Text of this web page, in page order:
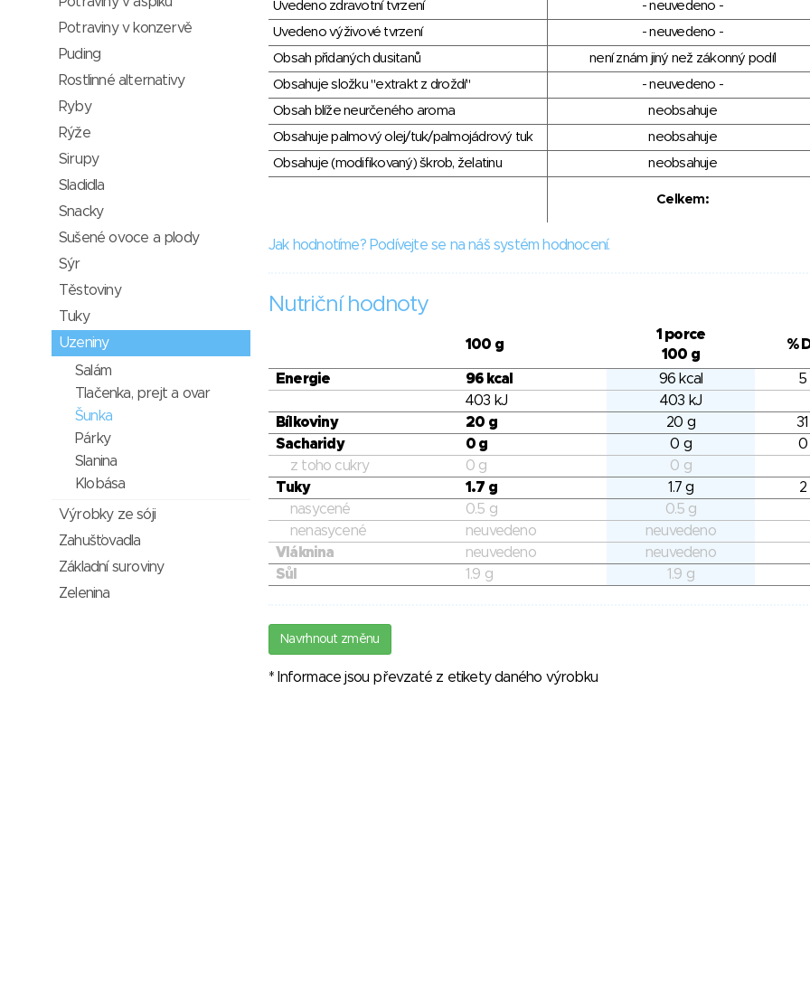
Uvedeno zdravotní tvrzení
- neuvedeno -
Uvedeno výživové tvrzení
- neuvedeno -
Obsah přidaných dusitanů
není znám jiný než zákonný podíl
Obsahuje složku "extrakt z droždí"
- neuvedeno -
Obsah blíže neurčeného aroma
neobsahuje
Obsahuje palmový olej/tuk/palmojádrový tuk
neobsahuje
Obsahuje (modifikovaný) škrob, želatinu
neobsahuje
Celkem:
Jak hodnotíme? Podívejte se na náš systém hodnocení.
Nutriční hodnoty
100 g
1 porce
100 g
%
Energie 96 kcal 96 kcal
5
403 kJ
403 kJ
Bílkoviny
20 g 20 g
Sacharidy
0 g 0 g
0
z toho cukry
0 g
0 g
Tuky
1.7 g 1.7 g
2
nasycené
0.5 g
0.5 g
nenasycené
neuvedeno
neuvedeno
Vláknina
neuvedeno
neuvedeno
Sůl
1.9 g 1.9 g
Navrhnout změnu
* Informace jsou převzaté z etikety daného výrobku
Potraviny v konzervě
Puding
Rostlinné alternativy
Ryby
Rýže
Sirupy
Sladidla
Snacky
Sušené ovoce a plody
Sýr
Těstoviny
Tuky
Uzeniny
Salám
Tlačenka, prejt a ovar
Šunka
Párky
Slanina
Klobása
Výrobky ze sóji
Zahušťovadla
Základní suroviny
Zelenina